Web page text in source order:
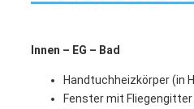
Innen – EG – Bad
Handtuchheizkörper (in
Fenster mit Fliegengitter